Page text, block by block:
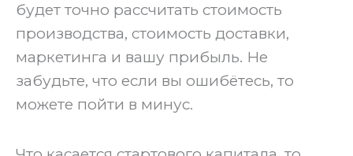
будет точно рассчитать стоимость
производства, стоимость доставки,
маркетинга и вашу прибыль. Не
забудьте, что если вы ошибётесь, то
можете пойти в минус.